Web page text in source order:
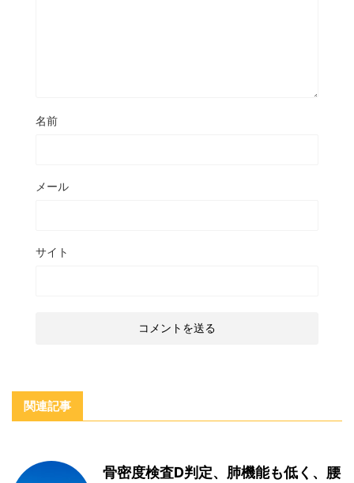
名前
メール
サイト
関連記事
骨密度検査D判定、肺機能も低く、腰